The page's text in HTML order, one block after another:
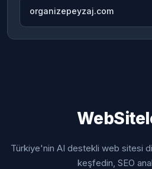
organizepeyzaj.com
Türkiye'nin AI destekli web sitesi
keşfedin, SEO